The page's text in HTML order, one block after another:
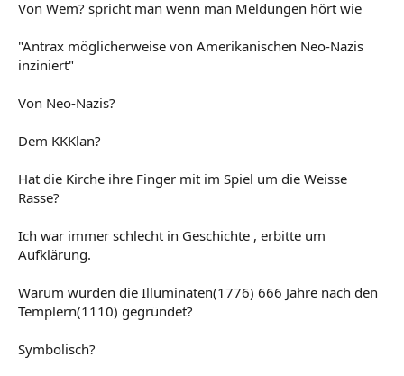
Von Wem? spricht man wenn man Meldungen hört wie
"Antrax möglicherweise von Amerikanischen Neo-Nazis
inziniert"
Von Neo-Nazis?
Dem KKKlan?
Hat die Kirche ihre Finger mit im Spiel um die Weisse
Rasse?
Ich war immer schlecht in Geschichte , erbitte um
Aufklärung.
Warum wurden die Illuminaten(1776) 666 Jahre nach den
Templern(1110) gegründet?
Symbolisch?